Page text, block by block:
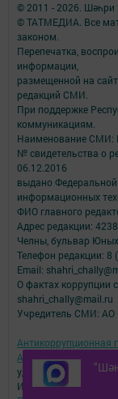
© 2011 - 2026.
© ТАТМЕДИА. Все
законом.
Перепечатка,
информации,
размещенной на
редакций СМИ.
При поддержке
коммуникациям.
Наименование СМИ:
№ свидетельства о
06.12.2016
выдано
информационных
ФИО главного
Адрес редакции:
Челны, бульвар
Телефон редакции: 8
Email:
О фактах коррупции
shahri_chally@mail.ru
Учредитель СМИ:
Антикоррупционная
АО «ТАТМЕДИА»
удобства
Использование